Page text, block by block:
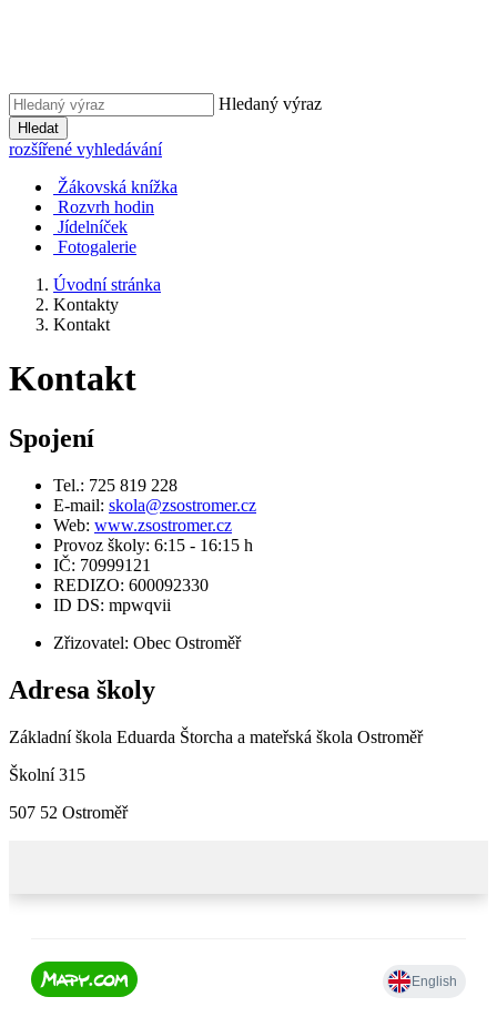
Hledaný výraz
Hledat
rozšířené vyhledávání
Žákovská knížka
Rozvrh hodin
Jídelníček
Fotogalerie
Úvodní stránka
Kontakty
Kontakt
Kontakt
Spojení
Tel.: 725 819 228
E-mail: skola@zsostromer.cz
Web: www.zsostromer.cz
Provoz školy: 6:15 - 16:15 h
IČ: 70999121
REDIZO: 600092330
ID DS: mpwqvii
Zřizovatel: Obec Ostroměř
Adresa školy
Základní škola Eduarda Štorcha a mateřská škola Ostroměř
Školní 315
507 52 Ostroměř